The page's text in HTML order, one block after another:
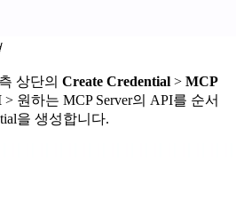
상단의 Create Credential > MCP
> 원하는 MCP Server의 API를 순서
을 생성합니다.